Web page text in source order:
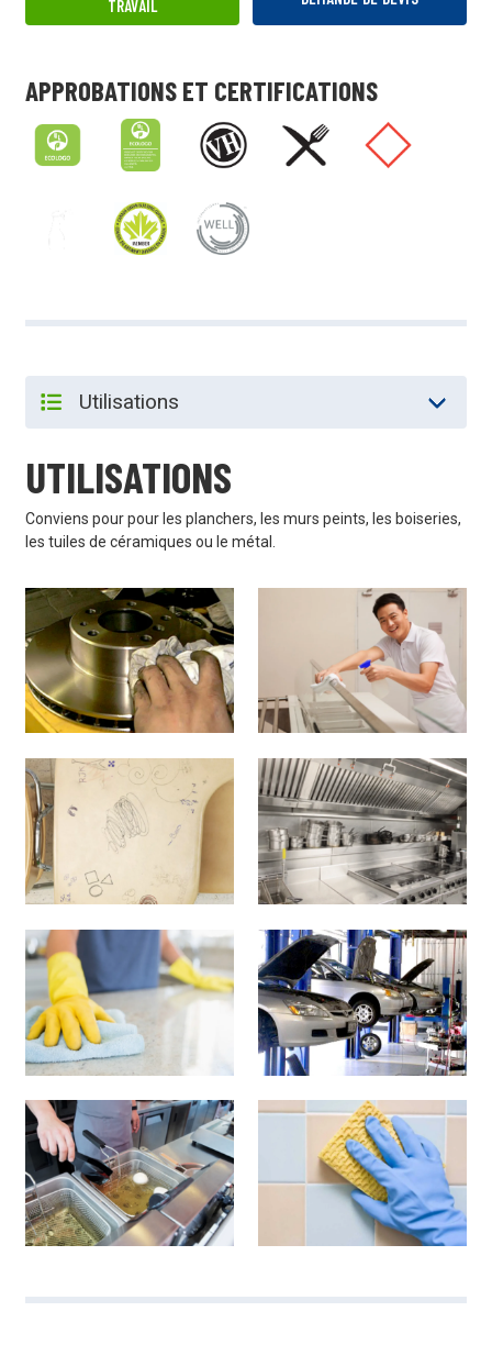
TRAVAIL
APPROBATIONS ET CERTIFICATIONS
UTILISATIONS
Conviens pour pour les planchers, les murs peints, les boiseries,
les tuiles de céramiques ou le métal.